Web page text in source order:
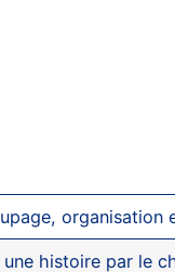
organisation
histoire par le